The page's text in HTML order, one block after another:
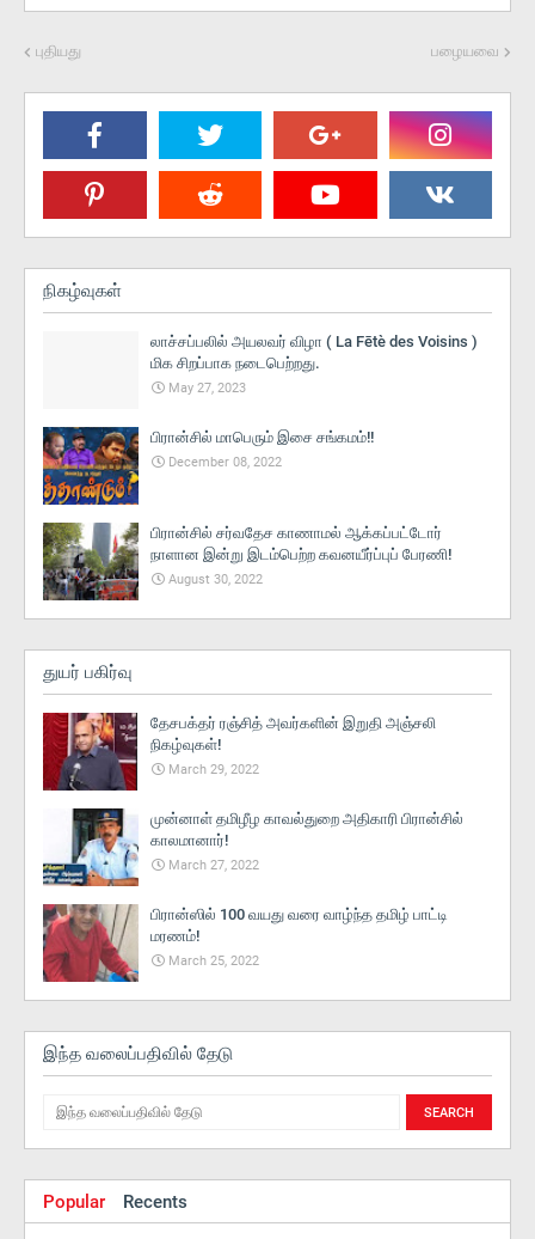
புதியது பழையவை
நிகழ்வுகள்
லாச்சப்பலில் அயலவர் விழா ( La Fētè des Voisins )
மிக சிறப்பாக நடைபெற்றது.
May 27, 2023
பிரான்சில் மாபெரும் இசை சங்கமம்!!
December 08, 2022
பிரான்சில் சர்வதேச காணாமல் ஆக்கப்பட்டோர்
நாளான இன்று இடம்பெற்ற கவனயீர்ப்புப் பேரணி!
August 30, 2022
துயர் பகிர்வு
தேசபக்தர் ரஞ்சித் அவர்களின் இறுதி அஞ்சலி
நிகழ்வுகள்!
March 29, 2022
முன்னாள் தமிழீழ காவல்துறை அதிகாரி பிரான்சில்
காலமானார்!
March 27, 2022
பிரான்ஸில் 100 வயது வரை வாழ்ந்த தமிழ் பாட்டி
மரணம்!
March 25, 2022
இந்த வலைப்பதிவில் தேடு
Popular Recents